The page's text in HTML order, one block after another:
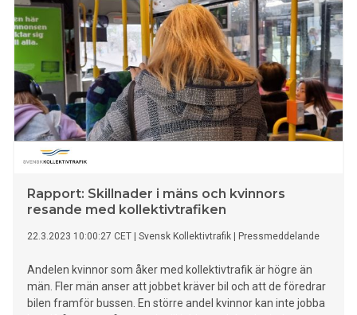
Rapport: Skillnader i mäns och kvinnors
resande med kollektivtrafiken
22.3.2023 10:00:27 CET Svensk Kollektivtrafik Pressmeddelande
Andelen kvinnor som åker med kollektivtrafik är högre än
män. Fler män anser att jobbet kräver bil och att de föredrar
bilen framför bussen. En större andel kvinnor kan inte jobba